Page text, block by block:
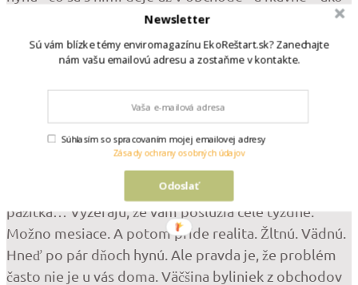
Krásne, svieže bylinky z obchodu – bazalka, mäta,
pažítka… Vyzerajú, že vám poslúžia celé týždne.
Možno mesiace. A potom príde realita. Žltnú. Vädnú.
Hneď po pár dňoch hynú. Ale pravda je, že problém
často nie je u vás doma. Väčšina byliniek z obchodov
Newsletter
Sú vám blízke témy enviromagazínu EkoReštart.sk? Zanechajte
nám vašu emailovú adresu a zostaňme v kontakte.
Odoslať
Súhlasím so spracovaním mojej emailovej adresy
Zásady ochrany osobných údajov